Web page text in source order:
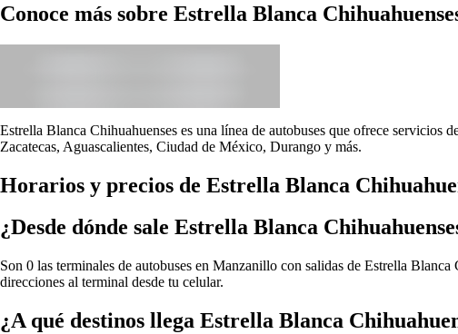
Conoce más sobre Estrella Blanca
Estrella Blanca Chihuahuenses es una línea de autobuses que ofrece
Zacatecas, Aguascalientes, Ciudad de México, Durango y más.
Horarios y precios de Estrella Blanca
¿Desde dónde sale Estrella Blanca
Son 0 las terminales de autobuses en Manzanillo con salidas de Estrella
direcciones al terminal desde tu celular.
¿A qué destinos llega Estrella Blanca